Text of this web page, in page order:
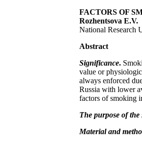
FACTORS OF
Rozhentsova E.V.
National Research
Abstract
Significance.
value or
always enforced
Russia with lower
factors of smoking
The purpose of the
Material and